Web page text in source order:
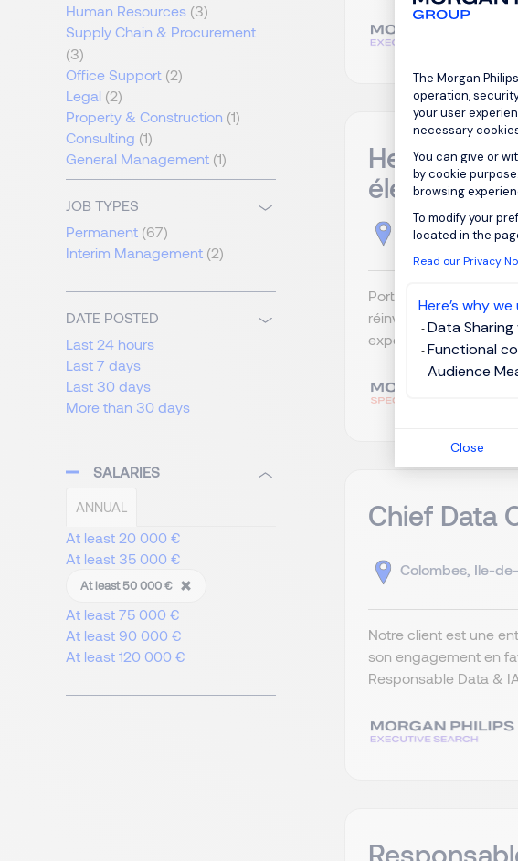
Consent
The Morgan
operation,
your user
necessary
You can give or
by cookie
browsing
To modify your
located in the
Read our Privacy
Here’s why
Data
Functional
Audience
Close
Human Resources (3)
Supply Chain & Procurement
(3)
Office Support (2)
Legal (2)
Property & Construction (1)
Consulting (1)
General Management (1)
JOB TYPES
Permanent (67)
Interim Management (2)
DATE POSTED
Last 24 hours
Last 7 days
Last 30 days
More than 30 days
SALARIES
ANNUAL
At least 20 000 €
At least 35 000 €
At least 50 000 €
At least 75 000 €
At least 90 000 €
At least 120 000 €
Head of
Paris, Ile-de-
Portée par une
réinvente les codes
expérience client
Chief Data
Colombes, Ile-
Notre client est une
son engagement en
Responsable Data &